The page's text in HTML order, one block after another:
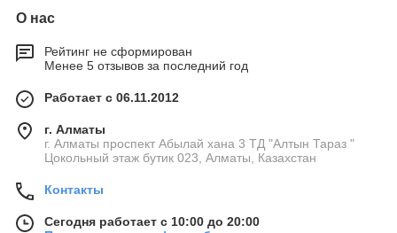
О нас
Рейтинг не сформирован
Менее 5 отзывов за последний год
Работает с 06.11.2012
г. Алматы
г. Алматы проспект Абылай хана 3 ТД "Алтын Тараз "
Цокольный этаж бутик 023, Алматы, Казахстан
Контакты
Сегодня работает с 10:00 до 20:00